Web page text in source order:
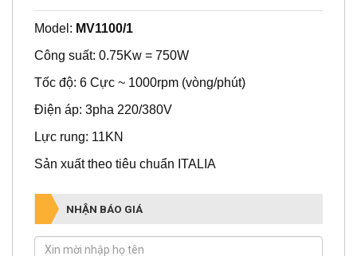
Model:MV1100/1
Công suất: 0.75Kw = 750W
Tốc độ: 6 Cực ~ 1000rpm (vòng/phút)
Điện áp: 3pha 220/380V
Lực rung: 11KN
Sản xuất theo tiêu chuẩn ITALIA